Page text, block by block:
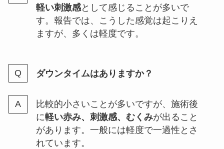
軽い刺激感として感じることが多いで
す。報告では、こうした感覚は起こりえ
ますが、多くは軽度です。
ダウンタイムはありますか？
比較的小さいことが多いですが、施術後
に軽い赤み、刺激感、むくみが出ること
があります。一般には軽度で一過性とさ
れています。